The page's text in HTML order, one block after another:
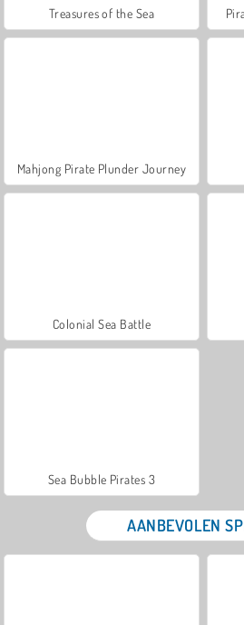
Treasures of the Sea
Mahjong Pirate Plunder Journey
Colonial Sea Battle
Sea Bubble Pirates 3
AANBEVOLEN